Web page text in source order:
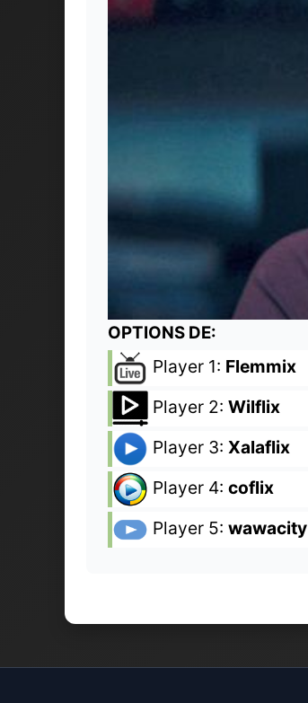
OPTIONS DE:
Player 1: Flemmix
Player 2: Wilflix
Player 3: Xalaflix
Player 4: coflix
Player 5: wawacity